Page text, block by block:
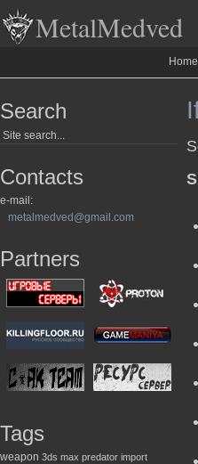
MetalMedved
Home
Search
Contacts
e-mail:
metalmedved@gmail.com
Partners
Tags
weapon 3ds max predator import